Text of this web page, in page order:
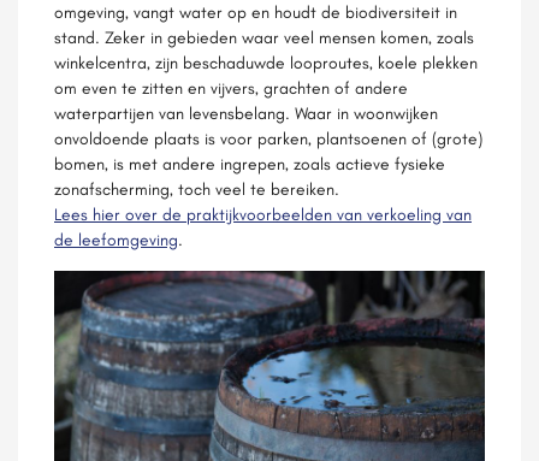
omgeving, vangt water op en houdt de biodiversiteit in
stand. Zeker in gebieden waar veel mensen komen, zoals
winkelcentra, zijn beschaduwde looproutes, koele plekken
om even te zitten en vijvers, grachten of andere
waterpartijen van levensbelang. Waar in woonwijken
onvoldoende plaats is voor parken, plantsoenen of (grote)
bomen, is met andere ingrepen, zoals actieve fysieke
zonafscherming, toch veel te bereiken.
Lees hier over de praktijkvoorbeelden van verkoeling van
de leefomgeving.